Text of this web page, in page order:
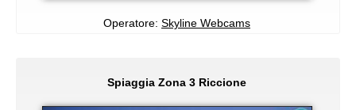
Operatore: Skyline Webcams
Spiaggia Zona 3 Riccione